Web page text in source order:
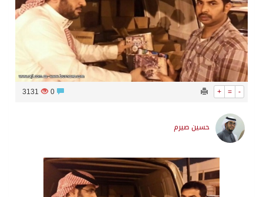
حالة الطقس المتوقعة اليوم في المملكة
+ = -
3131
حسين صيرم